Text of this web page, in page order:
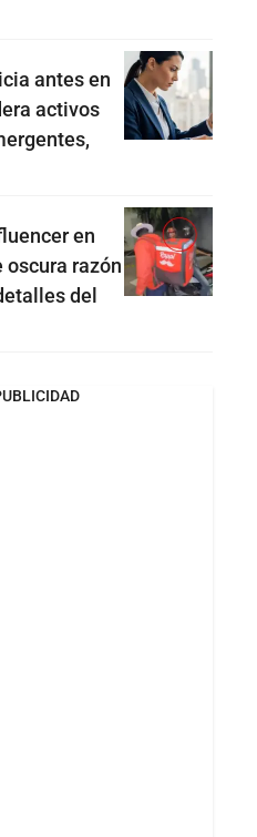
antes en
activos
en
oscura razón
del